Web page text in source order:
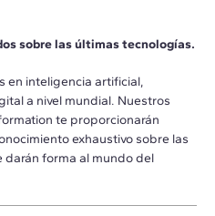
sobre las últimas tecnologías.
en inteligencia artificial,
a nivel mundial. Nuestros
te proporcionarán
exhaustivo sobre las
darán forma al mundo del